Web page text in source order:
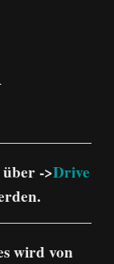
->Drive
wird von